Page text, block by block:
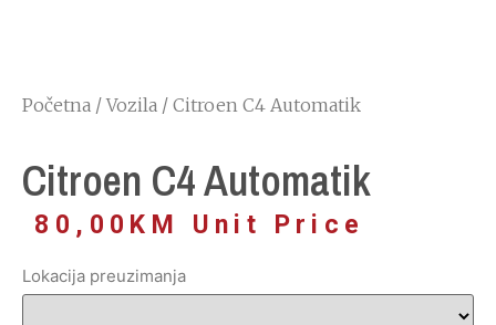
Početna /Vozila / Citroen C4 Automatik
Citroen C4 Automatik
80,00 KM Unit Price
Lokacija preuzimanja